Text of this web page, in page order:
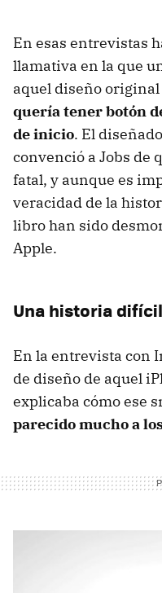
En esas entrevistas
llamativa en la que
aquel diseño original
quería tener botón
de inicio. El
convenció a Jobs de
fatal, y aunque es
veracidad de la
libro han sido
Apple.
Una historia
En la entrevista con
de diseño de aquel
explicaba cómo ese
parecido mucho a